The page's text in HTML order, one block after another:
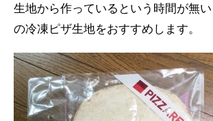
生地から作っているという時間が無
の冷凍ピザ生地をおすすめします。